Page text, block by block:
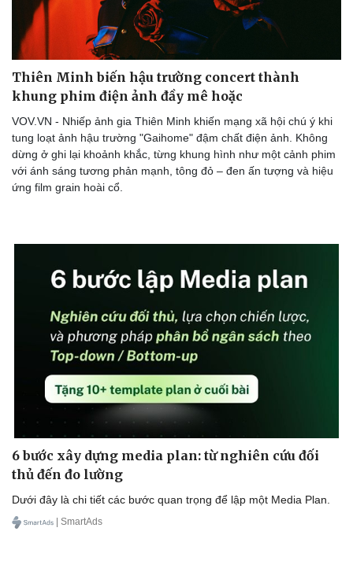
Du lịch
Tư vấn
Săn Tour
Podcast
Câu chuyện thời sự
Thiên Minh biến hậu trường concert thành
khung phim điện ảnh đầy mê hoặc
VOV.VN - Nhiếp ảnh gia Thiên Minh khiến mạng xã hội chú ý khi
tung loạt ảnh hậu trường "Gaihome" đậm chất điện ảnh. Không
dừng ở ghi lại khoảnh khắc, từng khung hình như một cảnh phim
với ánh sáng tương phản mạnh, tông đỏ – đen ấn tượng và hiệu
ứng film grain hoài cổ.
6 bước xây dựng media plan: từ nghiên cứu đối
thủ đến đo lường
Dưới đây là chi tiết các bước quan trọng để lập một Media Plan.
| SmartAds